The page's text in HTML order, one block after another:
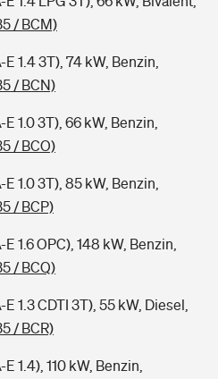
/ BCM)
1.4 3T), 74 kW, Benzin,
/ BCN)
1.0 3T), 66 kW, Benzin,
/ BCO)
1.0 3T), 85 kW, Benzin,
/ BCP)
1.6 OPC), 148 kW, Benzin,
/ BCQ)
1.3 CDTI 3T), 55 kW, Diesel,
/ BCR)
1.4), 110 kW, Benzin,